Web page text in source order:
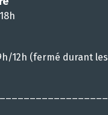
12h (fermé durant les